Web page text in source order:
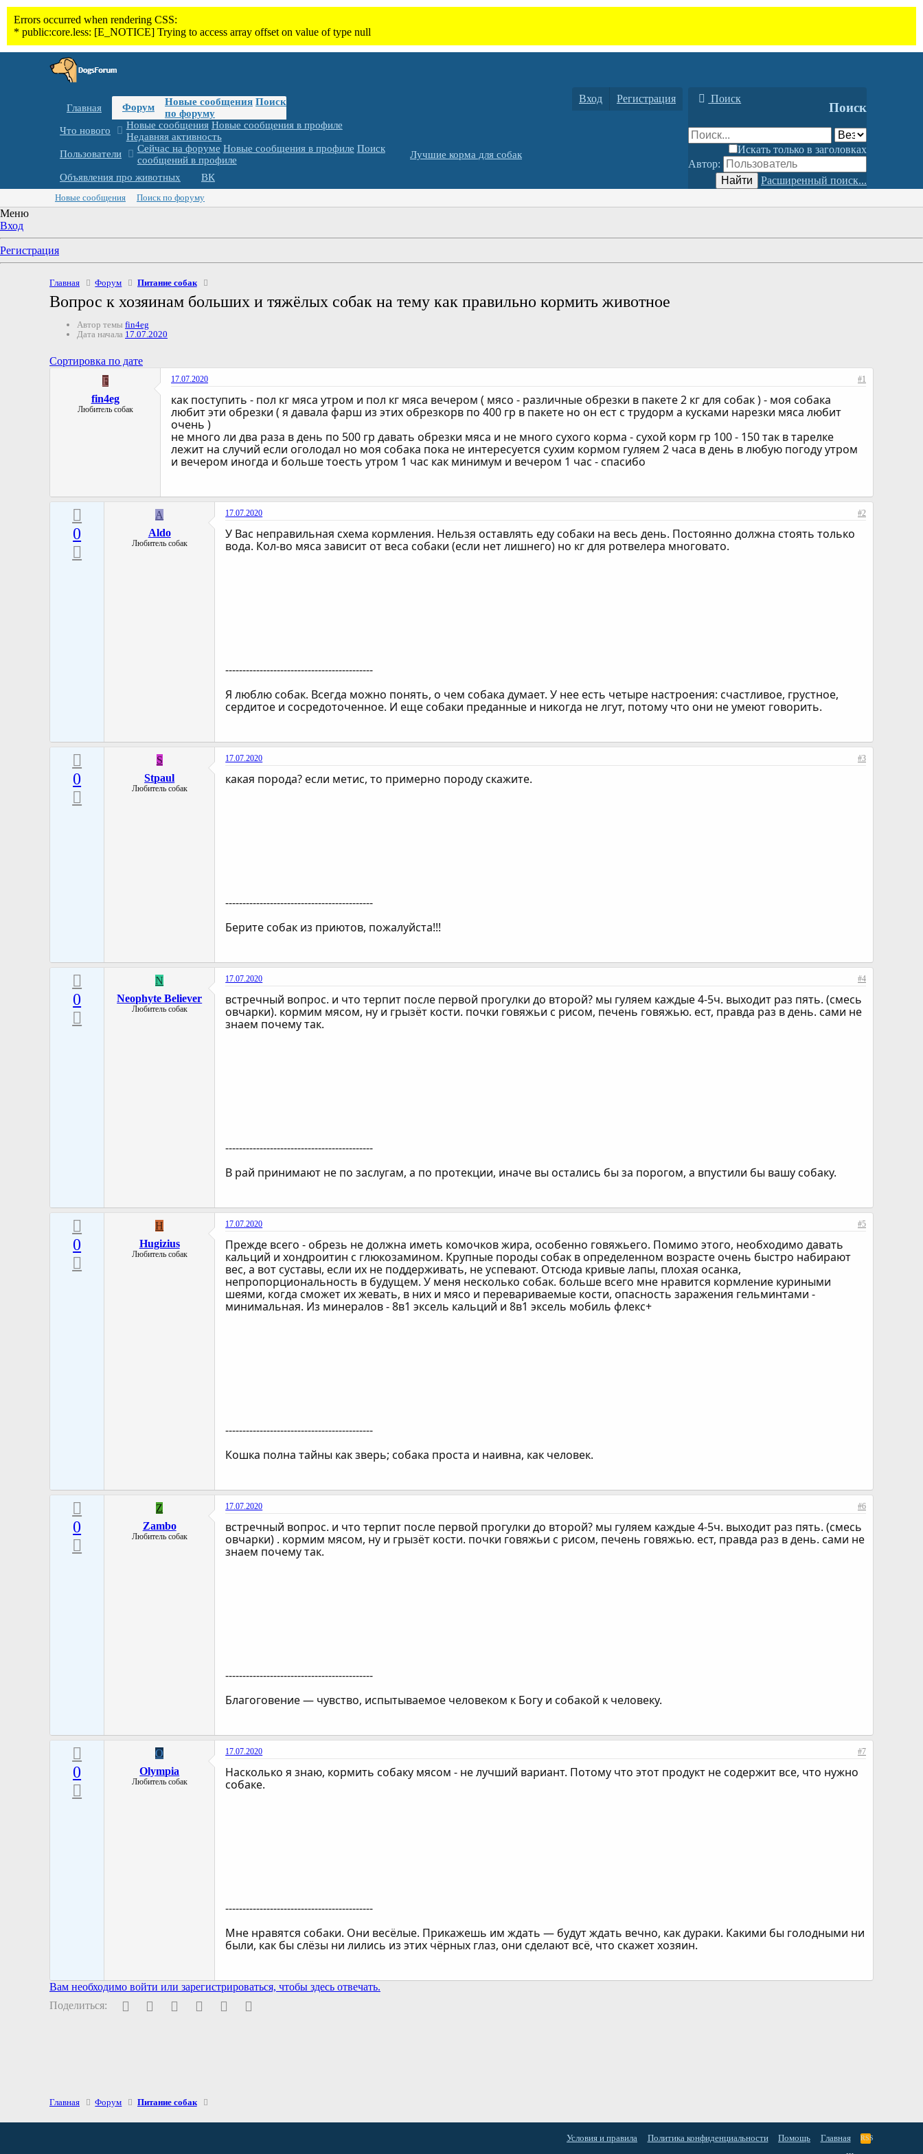
Главная Форум Новые сообщения Поиск
по форуму
Что нового
Новые сообщения Новые сообщения в профиле
Недавняя активность
Пользователи
Сейчас на форуме Новые сообщения в профиле Поиск
сообщений в профиле
Лучшие корма для собак
Объявления про животных ВК
Вход Регистрация Поиск
Поиск
Искать только в заголовках
Автор:
Найти
Расширенный поиск...
Новые сообщения Поиск по форуму
Меню
Вход
Регистрация
Главная Форум Питание собак
Вопрос к хозяинам больших и тяжёлых собак на тему как правильно кормить животное
Автор темы fin4eg
Дата начала 17.07.2020
Сортировка по дате
F
fin4eg
Любитель собак
17.07.2020 #1
как поступить - пол кг мяса утром и пол кг мяса вечером ( мясо - различные обрезки в пакете 2 кг для собак ) - моя собака
любит эти обрезки ( я давала фарш из этих обрезкорв по 400 гр в пакете но он ест с трудорм а кусками нарезки мяса любит
очень )
не много ли два раза в день по 500 гр давать обрезки мяса и не много сухого корма - сухой корм гр 100 - 150 так в тарелке
лежит на случий если оголодал но моя собака пока не интересуется сухим кормом гуляем 2 часа в день в любую погоду утром
и вечером иногда и больше тоесть утром 1 час как минимум и вечером 1 час - спасибо
0
A
Aldo
Любитель собак
17.07.2020 #2
У Вас неправильная схема кормления. Нельзя оставлять еду собаки на весь день. Постоянно должна стоять только
вода. Кол-во мяса зависит от веса собаки (если нет лишнего) но кг для ротвелера многовато.
-------------------------------------------
Я люблю собак. Всегда можно понять, о чем собака думает. У нее есть четыре настроения: счастливое, грустное,
сердитое и сосредоточенное. И еще собаки преданные и никогда не лгут, потому что они не умеют говорить.
0
S
Stpaul
Любитель собак
17.07.2020 #3
какая порода? если метис, то примерно породу скажите.
-------------------------------------------
Берите собак из приютов, пожалуйста!!!
0
N
Neophyte Believer
Любитель собак
17.07.2020 #4
встречный вопрос. и что терпит после первой прогулки до второй? мы гуляем каждые 4-5ч. выходит раз пять. (смесь
овчарки). кормим мясом, ну и грызёт кости. почки говяжьи с рисом, печень говяжью. ест, правда раз в день. сами не
знаем почему так.
-------------------------------------------
В рай принимают не по заслугам, а по протекции, иначе вы остались бы за порогом, а впустили бы вашу собаку.
0
H
Hugizius
Любитель собак
17.07.2020 #5
Прежде всего - обрезь не должна иметь комочков жира, особенно говяжьего. Помимо этого, необходимо давать
кальций и хондроитин с глюкозамином. Крупные породы собак в определенном возрасте очень быстро набирают
вес, а вот суставы, если их не поддерживать, не успевают. Отсюда кривые лапы, плохая осанка,
непропорциональность в будущем. У меня несколько собак. больше всего мне нравится кормление куриными
шеями, когда сможет их жевать, в них и мясо и перевариваемые кости, опасность заражения гельминтами -
минимальная. Из минералов - 8в1 эксель кальций и 8в1 эксель мобиль флекс+
-------------------------------------------
Кошка полна тайны как зверь; собака проста и наивна, как человек.
0
Z
Zambo
Любитель собак
17.07.2020 #6
встречный вопрос. и что терпит после первой прогулки до второй? мы гуляем каждые 4-5ч. выходит раз пять. (смесь
овчарки) . кормим мясом, ну и грызёт кости. почки говяжьи с рисом, печень говяжью. ест, правда раз в день. сами не
знаем почему так.
-------------------------------------------
Благоговение — чувство, испытываемое человеком к Богу и собакой к человеку.
0
O
Olympia
Любитель собак
17.07.2020 #7
Насколько я знаю, кормить собаку мясом - не лучший вариант. Потому что этот продукт не содержит все, что нужно
собаке.
-------------------------------------------
Мне нравятся собаки. Они весёлые. Прикажешь им ждать — будут ждать вечно, как дураки. Какими бы голодными ни
были, как бы слёзы ни лились из этих чёрных глаз, они сделают всё, что скажет хозяин.
Вам необходимо войти или зарегистрироваться, чтобы здесь отвечать.
Поделиться:
Facebook
Twitter PinterestWhatsAppЭлектронная почта
Главная Форум Питание собак
Условия и правила Политика конфиденциальности Помощь Главная RSS